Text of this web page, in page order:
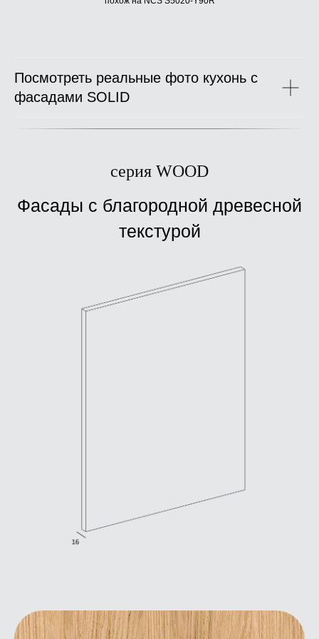
Посмотреть реальные фото кухонь с
фасадами SOLID
серия WOOD
Фасады с благородной древесной
текстурой